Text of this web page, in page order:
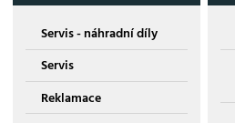
Servis - náhradní díly
Servis
Reklamace